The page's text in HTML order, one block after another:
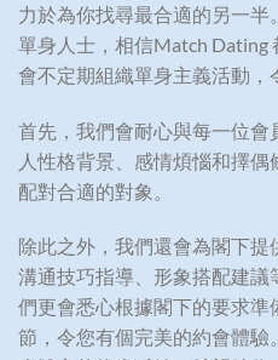
力於為你找尋最合適的另一
單身人士，相信Match Dating
會不定期組織單身主義活動，
首先，我們會耐心與每一位
人性格背景、感情煩惱和擇
配對合適的對象。
除此之外，我們還會為閣下
溝通技巧指導、形象搭配建
們更會悉心根據閣下的要求
節，令您有個完美的約會體